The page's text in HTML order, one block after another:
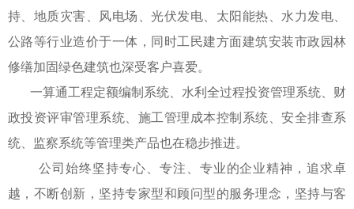
持、地质灾害、风电场、光伏发电、太阳能热、水力发电、
公路等行业造价于一体，同时工民建方面建筑安装市政园林
修缮加固绿色建筑也深受客户喜爱。
一算通工程定额编制系统、水利全过程投资管理系统、财
政投资评审管理系统、施工管理成本控制系统、安全排查系
统、监察系统等管理类产品也在稳步推进。
公司始终坚持专心、专注、专业的企业精神，追求卓
越，不断创新，坚持专家型和顾问型的服务理念，坚持与客